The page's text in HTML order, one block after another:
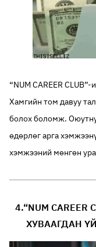
“NUM CAREER
Хамгийн том давуу
болох боломж.
өдөрлөг арга
хэмжээний мөнгөн
4.“NUM
ХУВААГДАН